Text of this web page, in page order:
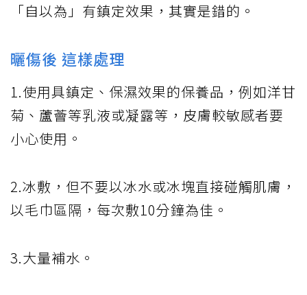
「自以為」有鎮定效果，其實是錯的。
曬傷後 這樣處理
1.使用具鎮定、保濕效果的保養品，例如洋甘
菊、蘆薈等乳液或凝露等，皮膚較敏感者要
小心使用。
2.冰敷，但不要以冰水或冰塊直接碰觸肌膚，
以毛巾區隔，每次敷10分鐘為佳。
3.大量補水。